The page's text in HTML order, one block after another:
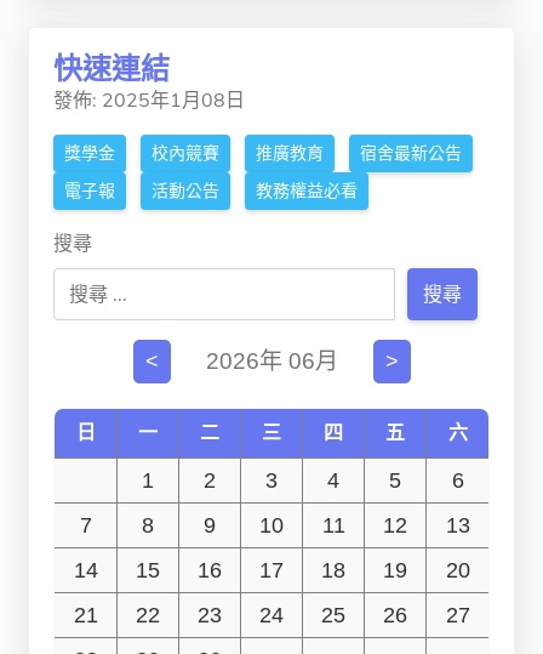
快速連結
發佈: 2025年1月08日
獎學金 校內競賽 推廣教育
宿舍最新公告
電子報
活動公告 教務權益必看
搜尋
搜尋
< 2026年 06月 >
日 一 二 三 四 五 六
1 2 3 4 5
6
7
8 9 10 11 12
13
14
15 16 17 18 19
20
21
22 23 24 25 26
27